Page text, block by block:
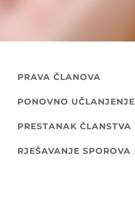
PRAVA ČLANOVA
PONOVNO UČLANJENJE
PRESTANAK ČLANSTVA
RJEŠAVANJE SPOROVA